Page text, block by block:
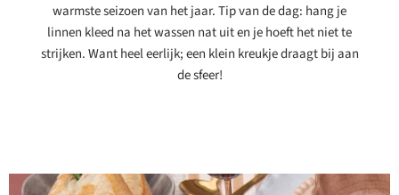
warmste seizoen van het jaar. Tip van de dag: hang je
linnen kleed na het wassen nat uit en je hoeft het niet te
strijken. Want heel eerlijk; een klein kreukje draagt bij aan
de sfeer!